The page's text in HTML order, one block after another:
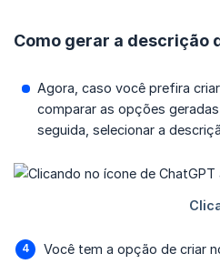
Como gerar a descrição
Agora, caso você prefira
comparar as opções
seguida, selecionar a
Você tem a opção de criar